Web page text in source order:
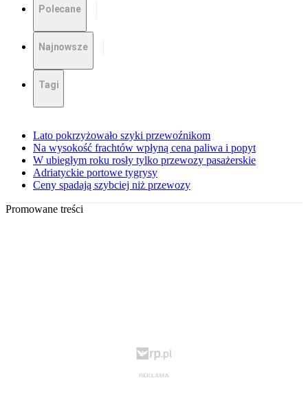
Polecane
Najnowsze
Tagi
Lato pokrzyżowało szyki przewoźnikom
Na wysokość frachtów wpłyną cena paliwa i popyt
W ubiegłym roku rosły tylko przewozy pasażerskie
Adriatyckie portowe tygrysy
Ceny spadają szybciej niż przewozy
Promowane treści